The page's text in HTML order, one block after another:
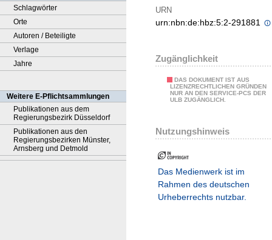
Schlagwörter
Orte
Autoren / Beteiligte
Verlage
Jahre
Weitere E-Pflichtsammlungen
Publikationen aus dem
Regierungsbezirk Düsseldorf
Publikationen aus den
Regierungsbezirken Münster,
Arnsberg und Detmold
URN
urn:nbn:de:hbz:5:2-291881
Zugänglichkeit
DAS DOKUMENT IST AUS
LIZENZRECHTLICHEN GRÜNDEN
NUR AN DEN SERVICE-PCS DER
ULB ZUGÄNGLICH.
Nutzungshinweis
Das Medienwerk ist im
Rahmen des deutschen
Urheberrechts nutzbar.